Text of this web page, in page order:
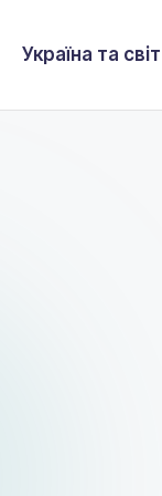
Україна та світ